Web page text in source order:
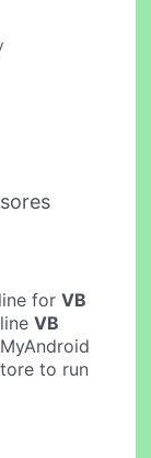
forVB
VB
to run